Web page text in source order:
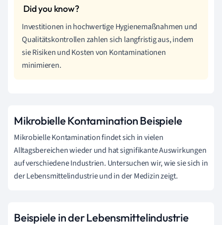
Investitionen in hochwertige Hygienemaßnahmen und
Qualitätskontrollen zahlen sich langfristig aus, indem
sie Risiken und Kosten von Kontaminationen
minimieren.
Mikrobielle Kontamination Beispiele
Mikrobielle Kontamination findet sich in vielen
Alltagsbereichen wieder und hat signifikante Auswirkungen
auf verschiedene Industrien. Untersuchen wir, wie sie sich in
der Lebensmittelindustrie und in der Medizin zeigt.
Beispiele in der Lebensmittelindustrie